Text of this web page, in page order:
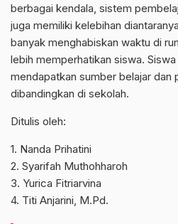
berbagai kendala, sistem
juga memiliki kelebihan diantaranya
banyak menghabiskan waktu di
lebih memperhatikan siswa.
mendapatkan sumber belajar dan
dibandingkan di sekolah.
Ditulis oleh:
1. Nanda Prihatini
2. Syarifah Muthohharoh
3. Yurica Fitriarvina
4. Titi Anjarini, M.Pd.